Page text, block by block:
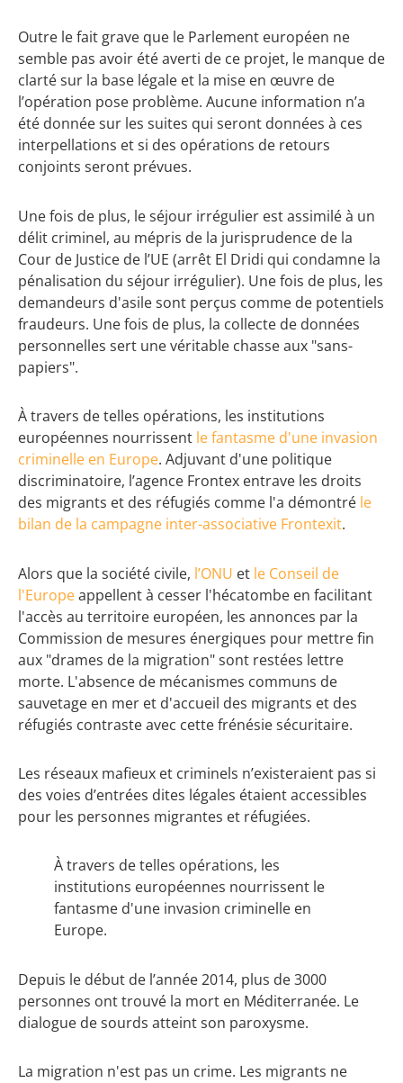
Outre le fait grave que le Parlement européen ne
semble pas avoir été averti de ce projet, le manque de
clarté sur la base légale et la mise en œuvre de
l’opération pose problème. Aucune information n’a
été donnée sur les suites qui seront données à ces
interpellations et si des opérations de retours
conjoints seront prévues.
Une fois de plus, le séjour irrégulier est assimilé à un
délit criminel, au mépris de la jurisprudence de la
Cour de Justice de l’UE (arrêt El Dridi qui condamne la
pénalisation du séjour irrégulier). Une fois de plus, les
demandeurs d'asile sont perçus comme de potentiels
fraudeurs. Une fois de plus, la collecte de données
personnelles sert une véritable chasse aux "sans-
papiers".
À travers de telles opérations, les institutions
européennes nourrissent le fantasme d'une invasion
criminelle en Europe. Adjuvant d'une politique
discriminatoire, l’agence Frontex entrave les droits
des migrants et des réfugiés comme l'a démontré le
bilan de la campagne inter-associative Frontexit.
Alors que la société civile, l’ONU et le Conseil de
l'Europeappellent à cesser l'hécatombe en facilitant
l'accès au territoire européen, les annonces par la
Commission de mesures énergiques pour mettre fin
aux "drames de la migration" sont restées lettre
morte. L'absence de mécanismes communs de
sauvetage en mer et d'accueil des migrants et des
réfugiés contraste avec cette frénésie sécuritaire.
Les réseaux mafieux et criminels n’existeraient pas si
des voies d’entrées dites légales étaient accessibles
pour les personnes migrantes et réfugiées.
À travers de telles opérations, les
institutions européennes nourrissent le
fantasme d'une invasion criminelle en
Europe.
Depuis le début de l’année 2014, plus de 3000
personnes ont trouvé la mort en Méditerranée. Le
dialogue de sourds atteint son paroxysme.
La migration n'est pas un crime. Les migrants ne